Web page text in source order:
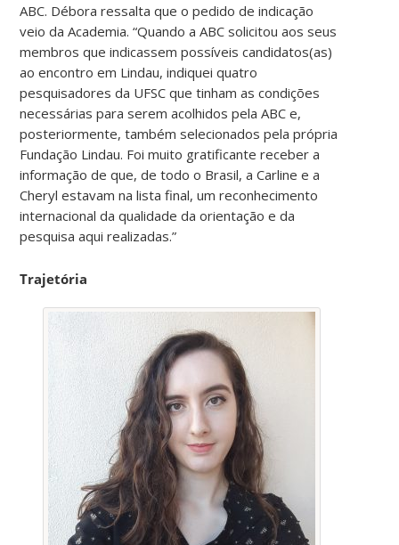
ABC. Débora ressalta que o pedido de indicação
veio da Academia. “Quando a ABC solicitou aos seus
membros que indicassem possíveis candidatos(as)
ao encontro em Lindau, indiquei quatro
pesquisadores da UFSC que tinham as condições
necessárias para serem acolhidos pela ABC e,
posteriormente, também selecionados pela própria
Fundação Lindau. Foi muito gratificante receber a
informação de que, de todo o Brasil, a Carline e a
Cheryl estavam na lista final, um reconhecimento
internacional da qualidade da orientação e da
pesquisa aqui realizadas.”
Trajetória